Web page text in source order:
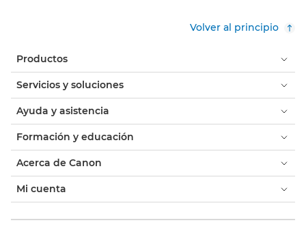
Volver al principio
Productos
Servicios y soluciones
Ayuda y asistencia
Formación y educación
Acerca de Canon
Mi cuenta